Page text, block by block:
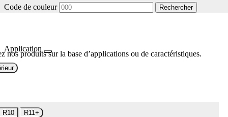
Code de couleur Rechercher
Application
nos produits sur la base d’applications ou de caractéristiques.
R10 R11+